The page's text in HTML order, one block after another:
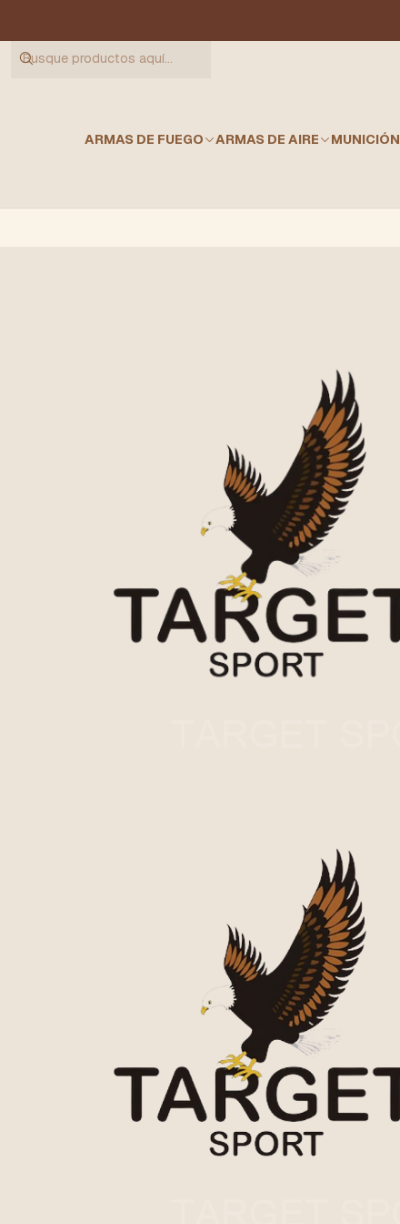
ARMAS DE FUEGO ARMAS DE AIRE MUNICIÓN